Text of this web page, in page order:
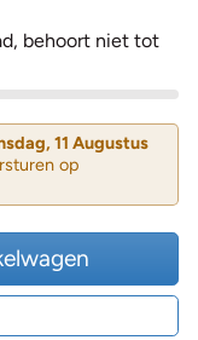
behoort niet tot
11 Augustus
op